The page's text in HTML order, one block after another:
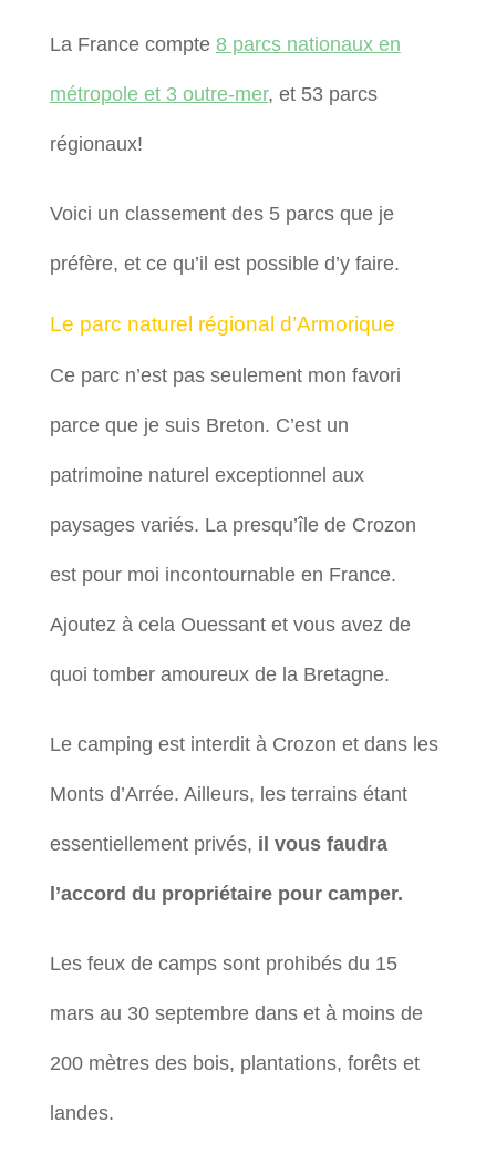
La France compte 8 parcs nationaux en
métropole et 3 outre-mer, et 53 parcs
régionaux!
Voici un classement des 5 parcs que je
préfère, et ce qu’il est possible d’y faire.
Le parc naturel régional d’Armorique
Ce parc n’est pas seulement mon favori
parce que je suis Breton. C’est un
patrimoine naturel exceptionnel aux
paysages variés. La presqu’île de Crozon
est pour moi incontournable en France.
Ajoutez à cela Ouessant et vous avez de
quoi tomber amoureux de la Bretagne.
Le camping est interdit à Crozon et dans les
Monts d’Arrée. Ailleurs, les terrains étant
essentiellement privés, il vous faudra
l’accord du propriétaire pour camper.
Les feux de camps sont prohibés du 15
mars au 30 septembre dans et à moins de
200 mètres des bois, plantations, forêts et
landes.